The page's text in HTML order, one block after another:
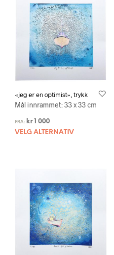
«jeg er en optimist», trykk
Mål innrammet: 33 x 33 cm
FRA: kr 1 000
VELG ALTERNATIV